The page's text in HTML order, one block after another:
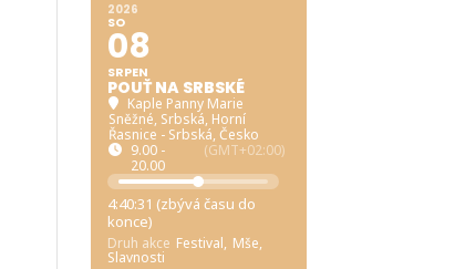
2026
SO
08
SRPEN
POUŤ NA SRBSKÉ
Kaple Panny Marie
Sněžné, Srbská, Horní
Řasnice - Srbská, Česko
9.00 -
20.00
(GMT+02:00)
4:40:30 (zbývá času do
konce)
Druh akce Festival, Mše,
Slavnosti